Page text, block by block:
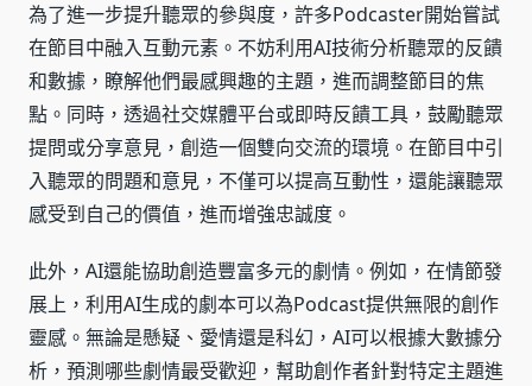
為了進一步提升聽眾的參與度，許多Podcaster開始嘗試
在節目中融入互動元素。不妨利用AI技術分析聽眾的反饋
和數據，瞭解他們最感興趣的主題，進而調整節目的焦
點。同時，透過社交媒體平台或即時反饋工具，鼓勵聽眾
提問或分享意見，創造一個雙向交流的環境。在節目中引
入聽眾的問題和意見，不僅可以提高互動性，還能讓聽眾
感受到自己的價值，進而增強忠誠度。
此外，AI還能協助創造豐富多元的劇情。例如，在情節發
展上，利用AI生成的劇本可以為Podcast提供無限的創作
靈感。無論是懸疑、愛情還是科幻，AI可以根據大數據分
析，預測哪些劇情最受歡迎，幫助創作者針對特定主題進